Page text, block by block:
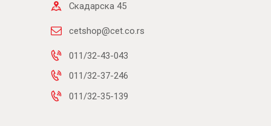
Скадарска 45
cetshop@cet.co.rs
011/32-43-043
011/32-37-246
011/32-35-139